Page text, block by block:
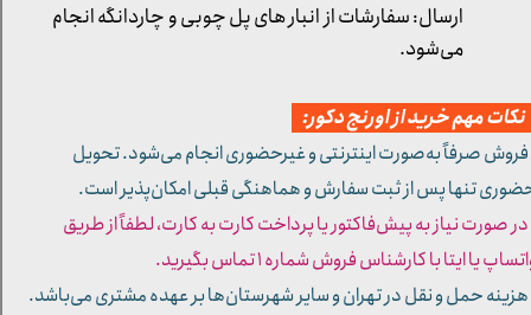
مهم خرید از اورنج دکور:
صرفاً به‌صورت اینترنتی و غیرحضوری انجام می‌شود. تحویل
تنها پس از ثبت سفارش و هماهنگی قبلی امکان‌پذیر است.
صورت نیاز به پیش‌فاکتور یا پرداخت کارت به کارت، لطفاً از طریق
یا ایتا با کارشناس فروش شماره ۱ تماس بگیرید.
حمل و نقل در تهران و سایر شهرستان‌ها بر عهده مشتری می‌باشد.
ارسال: سفارشات از انبار های پل چوبی و چاردانگه انجام
می‌شود.